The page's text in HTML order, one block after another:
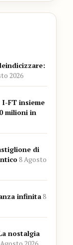
2026
I-FT insieme
milioni in
di
8 Agosto
infinita8
nostalgia